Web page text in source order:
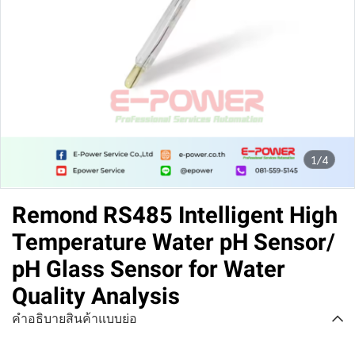
1/4
Remond RS485 Intelligent High
Temperature Water pH Sensor/
pH Glass Sensor for Water
Quality Analysis
คำอธิบายสินค้าแบบย่อ